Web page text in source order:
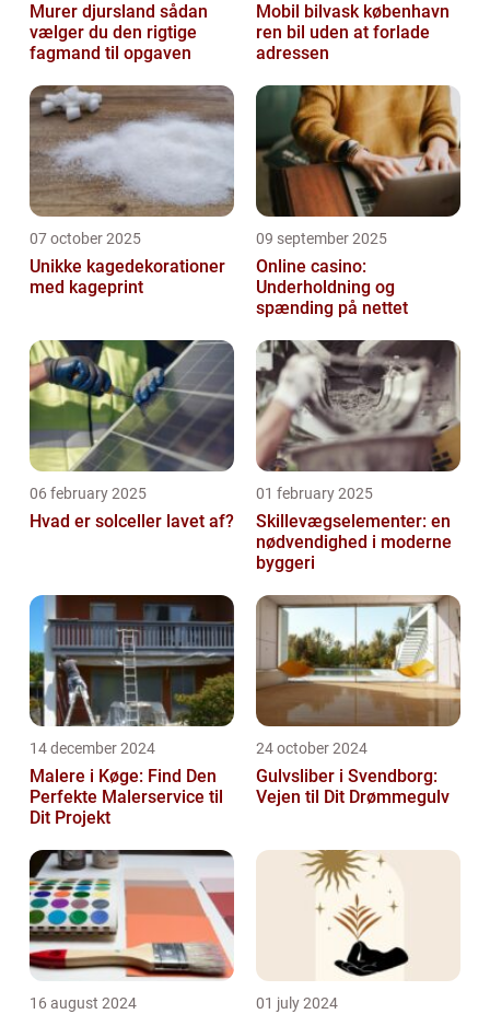
Murer djursland sådan
vælger du den rigtige
fagmand til opgaven
Mobil bilvask københavn
ren bil uden at forlade
adressen
07 october 2025
Unikke kagedekorationer
med kageprint
09 september 2025
Online casino:
Underholdning og
spænding på nettet
06 february 2025
Hvad er solceller lavet af?
01 february 2025
Skillevægselementer: en
nødvendighed i moderne
byggeri
14 december 2024
Malere i Køge: Find Den
Perfekte Malerservice til
Dit Projekt
24 october 2024
Gulvsliber i Svendborg:
Vejen til Dit Drømmegulv
16 august 2024 01 july 2024